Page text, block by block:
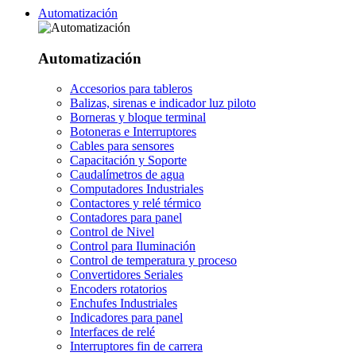
Automatización
Automatización
Accesorios para tableros
Balizas, sirenas e indicador luz piloto
Borneras y bloque terminal
Botoneras e Interruptores
Cables para sensores
Capacitación y Soporte
Caudalímetros de agua
Computadores Industriales
Contactores y relé térmico
Contadores para panel
Control de Nivel
Control para Iluminación
Control de temperatura y proceso
Convertidores Seriales
Encoders rotatorios
Enchufes Industriales
Indicadores para panel
Interfaces de relé
Interruptores fin de carrera